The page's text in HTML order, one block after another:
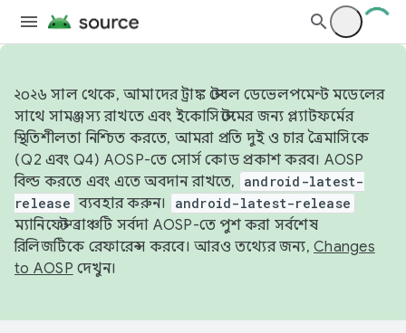
২০২৬ সাল থেকে, আমাদের ট্রাঙ্ক স্টেবল ডেভেলপমেন্ট মডেলের
সাথে সামঞ্জস্য রাখতে এবং ইকোসিস্টেমের জন্য প্ল্যাটফর্মের
স্থিতিশীলতা নিশ্চিত করতে, আমরা প্রতি দুই ও চার ত্রৈমাসিকে
(Q2 এবং Q4) AOSP-তে সোর্স কোড প্রকাশ করব। AOSP
বিল্ড করতে এবং এতে অবদান রাখতে,
android-latest-
release ব্যবহার করুন। android-latest-release
ম্যানিফেস্ট ব্রাঞ্চটি সর্বদা AOSP-তে পুশ করা সর্বশেষ
রিলিজটিকে রেফারেন্স করবে। আরও তথ্যের জন্য, Changes
to AOSP দেখুন।